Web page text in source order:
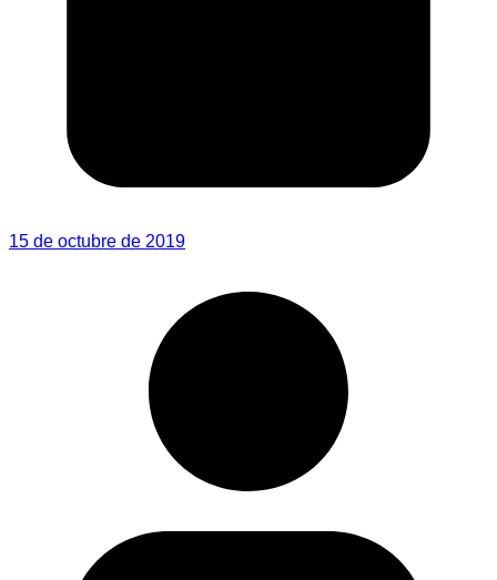
15 de octubre de 2019